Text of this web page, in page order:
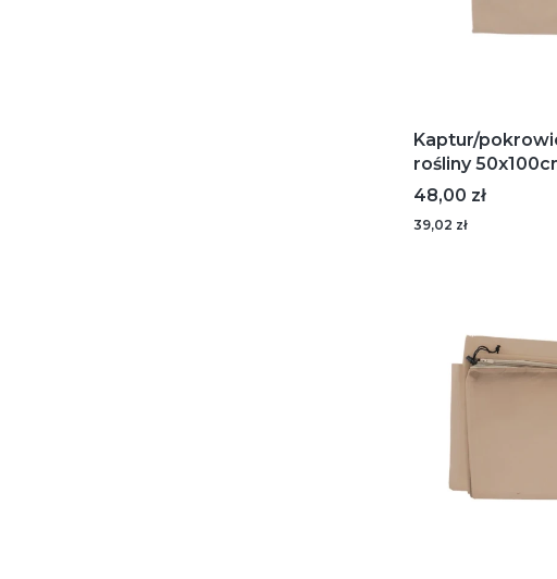
Kaptur/
rośliny
Cena
48,00 zł
39,02 zł